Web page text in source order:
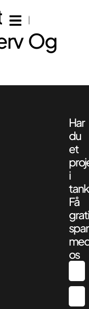
Og
Har
du
et
i
Få
os